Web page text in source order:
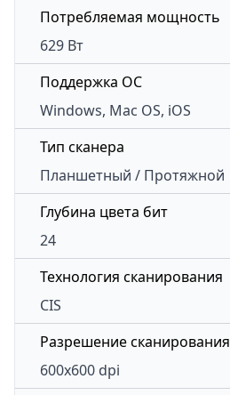
Потребляемая мощность
629 Вт
Поддержка ОС
Windows, Mac OS, iOS
Тип сканера
Планшетный / Протяжной
Глубина цвета бит
24
Технология сканирования
CIS
Разрешение сканирования
600x600 dpi